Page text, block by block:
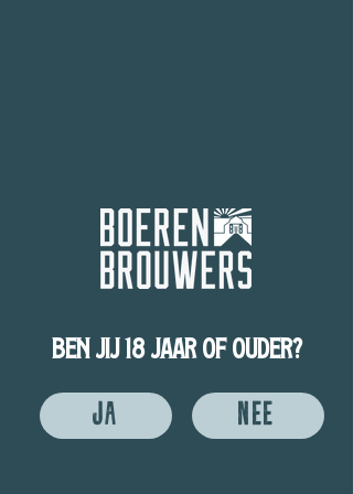
BEN JIJ 18 JAAR OF OUDER?
JA NEE